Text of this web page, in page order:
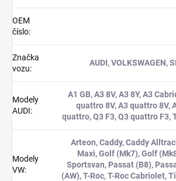
OEM
číslo:
Značka
vozu:
AUDI, VOLKSWAGEN,
Modely
AUDI:
A1 GB, A3 8V, A3 8Y, A3
quattro 8V, A3 quattro 8V,
quattro, Q3 F3, Q3 quattro F3,
Modely
VW:
Arteon, Caddy, Caddy
Maxi, Golf (Mk7), Golf
Sportsvan, Passat (B8),
(AW), T-Roc, T-Roc Cabriolet,